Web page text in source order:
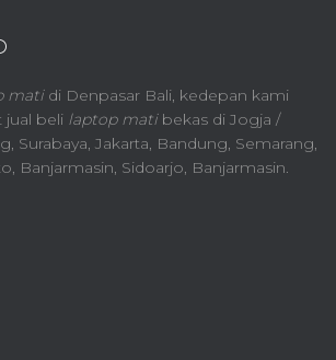
matidi Denpasar Bali, kedepan kami
jual beli laptop matibekas di Jogja /
Surabaya, Jakarta, Bandung, Semarang,
Banjarmasin, Sidoarjo, Banjarmasin.